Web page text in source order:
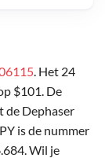
. Het 24
$101. De
de Dephaser
is de nummer
Wil je